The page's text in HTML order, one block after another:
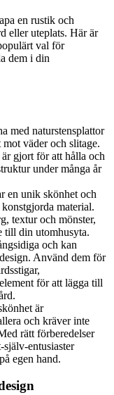
en rustik och
eller uteplats. Här är
val för
dem i din
med naturstensplattor
väder och slitage.
gjort för att hålla och
under många år
en unik skönhet och
material.
textur och mönster,
till din utomhusyta.
och kan
Använd dem för
för att lägga till
är
och kräver inte
rätt förberedelser
entusiaster
egen hand.